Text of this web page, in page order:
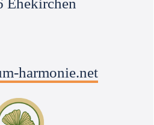
Ehekirchen
harmonie.net